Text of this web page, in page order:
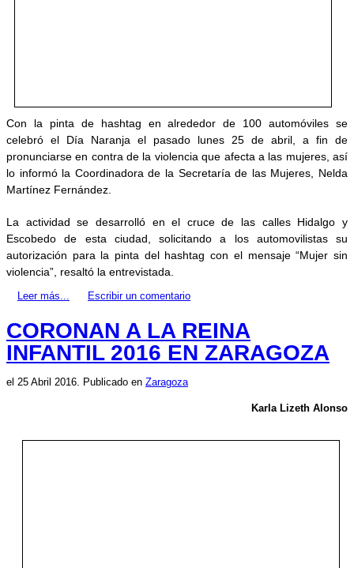
Con la pinta de hashtag en alrededor de 100 automóviles se
celebró el Día Naranja el pasado lunes 25 de abril, a fin de
pronunciarse en contra de la violencia que afecta a las mujeres, así
lo informó la Coordinadora de la Secretaría de las Mujeres, Nelda
Martínez Fernández.
La actividad se desarrolló en el cruce de las calles Hidalgo y
Escobedo de esta ciudad, solicitando a los automovilistas su
autorización para la pinta del hashtag con el mensaje “Mujer sin
violencia”, resaltó la entrevistada.
Leer más... Escribir un comentario
CORONAN A LA REINA
INFANTIL 2016 EN ZARAGOZA
el 25 Abril 2016. Publicado en Zaragoza
Karla Lizeth Alonso